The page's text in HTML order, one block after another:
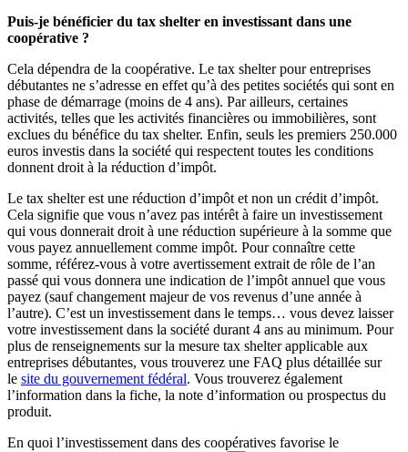
Puis-je bénéficier du tax shelter en investissant dans une
coopérative ?
Cela dépendra de la coopérative. Le tax shelter pour entreprises
débutantes ne s’adresse en effet qu’à des petites sociétés qui sont en
phase de démarrage (moins de 4 ans). Par ailleurs, certaines
activités, telles que les activités financières ou immobilières, sont
exclues du bénéfice du tax shelter. Enfin, seuls les premiers 250.000
euros investis dans la société qui respectent toutes les conditions
donnent droit à la réduction d’impôt.
Le tax shelter est une réduction d’impôt et non un crédit d’impôt.
Cela signifie que vous n’avez pas intérêt à faire un investissement
qui vous donnerait droit à une réduction supérieure à la somme que
vous payez annuellement comme impôt. Pour connaître cette
somme, référez-vous à votre avertissement extrait de rôle de l’an
passé qui vous donnera une indication de l’impôt annuel que vous
payez (sauf changement majeur de vos revenus d’une année à
l’autre). C’est un investissement dans le temps… vous devez laisser
votre investissement dans la société durant 4 ans au minimum. Pour
plus de renseignements sur la mesure tax shelter applicable aux
entreprises débutantes, vous trouverez une FAQ plus détaillée sur
le site du gouvernement fédéral. Vous trouverez également
l’information dans la fiche, la note d’information ou prospectus du
produit.
En quoi l’investissement dans des coopératives favorise le